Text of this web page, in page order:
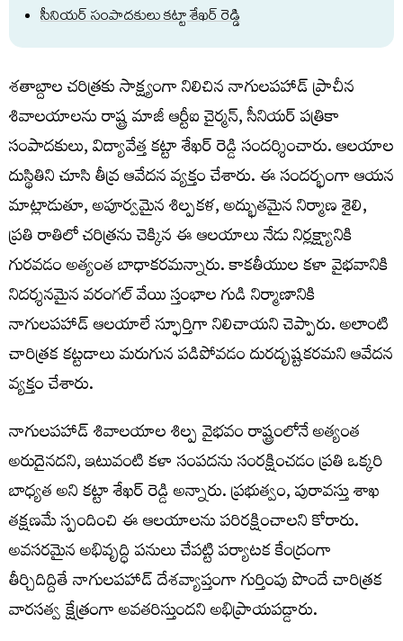
సీనియర్ సంపాదకులు కట్టా శేఖర్ రెడ్డి
శతాబ్దాల చరిత్రకు సాక్ష్యంగా నిలిచిన నాగులపహాడ్ ప్రాచీన
శివాలయాలను రాష్ట్ర మాజీ ఆర్టీఐ చైర్మన్, సీనియర్ పత్రికా
సంపాదకులు, విద్యావేత్త కట్టా శేఖర్ రెడ్డి సందర్శించారు. ఆలయాల
దుస్థితిని చూసి తీవ్ర ఆవేదన వ్యక్తం చేశారు. ఈ సందర్భంగా ఆయన
మాట్లాడుతూ, అపూర్వమైన శిల్పకళ, అద్భుతమైన నిర్మాణ శైలి,
ప్రతి రాతిలో చరిత్రను చెక్కిన ఈ ఆలయాలు నేడు నిర్లక్ష్యానికి
గురవడం అత్యంత బాధాకరమన్నారు. కాకతీయుల కళా వైభవానికి
నిదర్శనమైన వరంగల్ వేయి స్తంభాల గుడి నిర్మాణానికి
నాగులపహాడ్ ఆలయాలే స్ఫూర్తిగా నిలిచాయని చెప్పారు. అలాంటి
చారిత్రక కట్టడాలు మరుగున పడిపోవడం దురదృష్టకరమని ఆవేదన
వ్యక్తం చేశారు.
నాగులపహాడ్ శివాలయాల శిల్ప వైభవం రాష్ట్రంలోనే అత్యంత
అరుదైనదని, ఇటువంటి కళా సంపదను సంరక్షించడం ప్రతి ఒక్కరి
బాధ్యత అని కట్టా శేఖర్ రెడ్డి అన్నారు. ప్రభుత్వం, పురావస్తు శాఖ
తక్షణమే స్పందించి ఈ ఆలయాలను పరిరక్షించాలని కోరారు.
అవసరమైన అభివృద్ధి పనులు చేపట్టి పర్యాటక కేంద్రంగా
తీర్చిదిద్దితే నాగులపహాడ్ దేశవ్యాప్తంగా గుర్తింపు పొందే చారిత్రక
వారసత్వ క్షేత్రంగా అవతరిస్తుందని అభిప్రాయపడ్డారు.